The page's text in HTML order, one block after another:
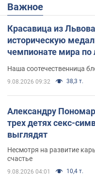
Важное
Красавица из
историческую
чемпионате мира по
Наша соотечественница
9.08.2026 09:32 38,3 т.
Александру
трех детях секс-
выглядят
Несмотря на развитие
счастье
9.08.2026 04:01 10,4 т.